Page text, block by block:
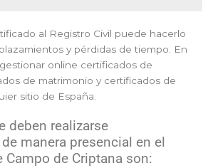
al Registro Civil puede hacerlo
y pérdidas de tiempo. En
online certificados de
de matrimonio y certificados de
sitio de España.
deben realizarse
manera presencial en el
Campo de Criptana son: